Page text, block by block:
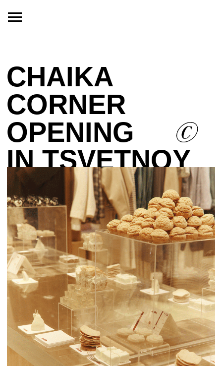
CORNER
OPENING
IN TSVETNOY